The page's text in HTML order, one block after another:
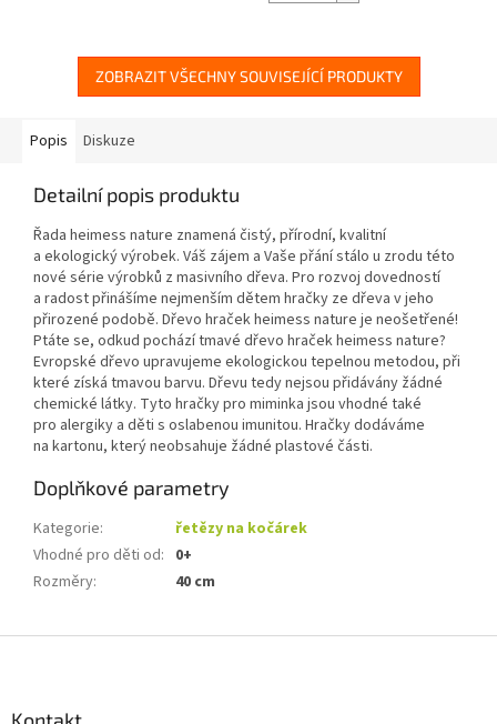
ZOBRAZIT VŠECHNY SOUVISEJÍCÍ PRODUKTY
Popis Diskuze
Detailní popis produktu
Řada heimess nature znamená čistý, přírodní, kvalitní
a ekologický výrobek. Váš zájem a Vaše přání stálo u zrodu této
nové série výrobků z masivního dřeva. Pro rozvoj dovedností
a radost přinášíme nejmenším dětem hračky ze dřeva v jeho
přirozené podobě. Dřevo hraček heimess nature je neošetřené!
Ptáte se, odkud pochází tmavé dřevo hraček heimess nature?
Evropské dřevo upravujeme ekologickou tepelnou metodou, při
které získá tmavou barvu. Dřevu tedy nejsou přidávány žádné
chemické látky. Tyto hračky pro miminka jsou vhodné také
pro alergiky a děti s oslabenou imunitou. Hračky dodáváme
na kartonu, který neobsahuje žádné plastové části.
Doplňkové parametry
Kategorie:
řetězy na kočárek
Vhodné pro děti od: 0+
Rozměry: 40 cm